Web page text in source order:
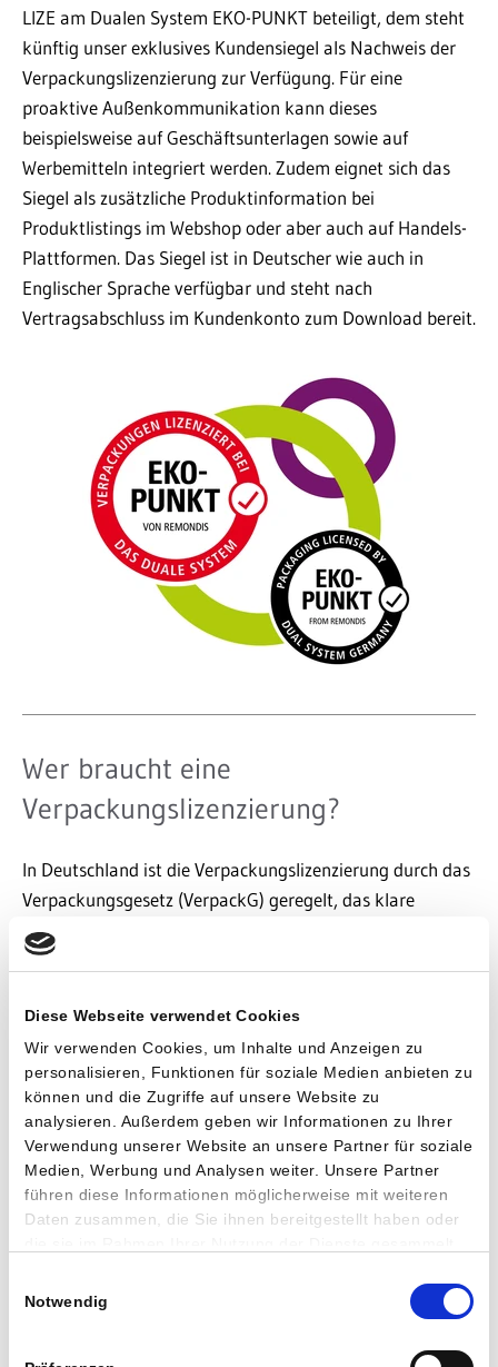
Diese Webseite verwendet Cookies
Wir verwenden Cookies, um Inhalte und Anzeigen zu
personalisieren, Funktionen für soziale Medien anbieten zu
können und die Zugriffe auf unsere Website zu
analysieren. Außerdem geben wir Informationen zu Ihrer
Verwendung unserer Website an unsere Partner für soziale
Medien, Werbung und Analysen weiter. Unsere Partner
führen diese Informationen möglicherweise mit weiteren
Daten zusammen, die Sie ihnen bereitgestellt haben oder
Notwendig
LIZE am Dualen System EKO-PUNKT beteiligt, dem steht
künftig unser exklusives Kundensiegel als Nachweis der
Verpackungslizenzierung zur Verfügung. Für eine
proaktive Außenkommunikation kann dieses
beispielsweise auf Geschäftsunterlagen sowie auf
Werbemitteln integriert werden. Zudem eignet sich das
Siegel als zusätzliche Produktinformation bei
Produktlistings im Webshop oder aber auch auf Handels-
Plattformen. Das Siegel ist in Deutscher wie auch in
Englischer Sprache verfügbar und steht nach
Vertragsabschluss im Kundenkonto zum Download bereit.
Wer braucht eine
Verpackungslizenzierung?
In Deutschland ist die Verpackungslizenzierung durch das
Verpackungsgesetz (VerpackG) geregelt, das klare
Vorschriften für
und Unternehmen, die Verpackungen erstmals in den
für alle Arten von Verpackungen, die letztlich beim
privaten Endverbraucher anfallen, einschließlich
Versandverpackungen.
Besonders betroffen sind Importeure, die verpackte
Waren nach Deutschland einführen und diese hier
verkaufen. Auch sie unterliegen der
Pflicht zur
Verpackungslizenzierung. Online-Händler spielen
ebenfalls eine zentrale Rolle, da sie Produkte direkt an
müssen, dass ihre Versandverpackungen, Füllmaterialien